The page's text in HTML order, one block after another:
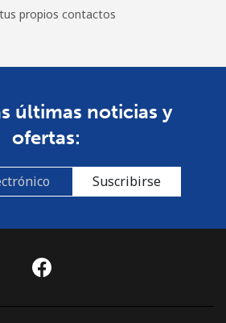
propios contactos
últimas noticias y
ofertas:
Suscribirse